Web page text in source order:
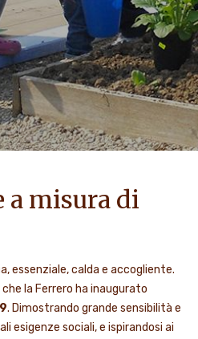
a misura di
essenziale, calda e accogliente.
che la Ferrero ha inaugurato
. Dimostrando grande sensibilità e
esigenze sociali, e ispirandosi ai